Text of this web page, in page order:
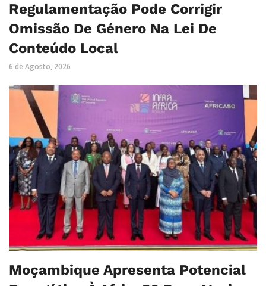
Regulamentação Pode Corrigir
Omissão De Género Na Lei De
Conteúdo Local
6 de Agosto, 2026
Moçambique Apresenta Potencial